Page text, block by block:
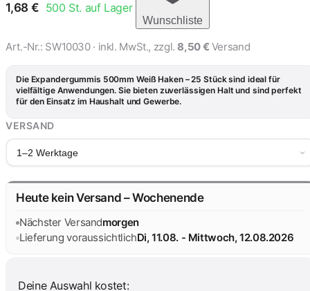
1,68 € 500 St. auf Lager
Wunschliste
Art.-Nr.: SW10030· inkl. MwSt., zzgl. 8,50 € Versand
Die Expandergummis 500mm Weiß Haken – 25 Stück sind ideal für
vielfältige Anwendungen. Sie bieten zuverlässigen Halt und sind perfekt
für den Einsatz im Haushalt und Gewerbe.
VERSAND
1–2 Werktage
Heute kein Versand – Wochenende
Nächster Versandmorgen
Lieferung voraussichtlichDi, 11.08. - Mittwoch, 12.08.2026
Deine Auswahl kostet: